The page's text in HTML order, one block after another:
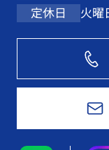
定休日
火曜